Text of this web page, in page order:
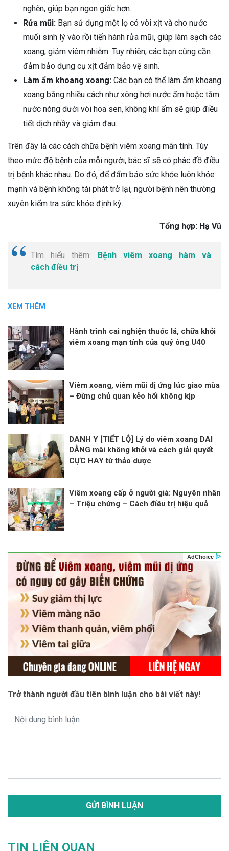
nghẽn, giúp bạn ngon giấc hơn.
Rửa mũi: Bạn sử dụng một lọ có vòi xịt và cho nước
muối sinh lý vào rồi tiến hành rửa mũi, giúp làm sạch các
xoang, giảm viêm nhiễm. Tuy nhiên, các bạn cũng cần
đảm bảo dụng cụ xịt đảm bảo vệ sinh.
Làm ẩm khoang xoang: Các bạn có thể làm ẩm khoang
xoang bằng nhiều cách như xông hơi nước ấm hoặc tắm
nước nóng dưới vòi hoa sen, không khí ấm sẽ giúp điều
tiết dịch nhầy và giảm đau.
Trên đây là các cách chữa bệnh viêm xoang mãn tính. Tùy
theo mức độ bệnh của mỗi người, bác sĩ sẽ có phác đồ điều
trị bệnh khác nhau. Do đó, để đẩm bảo sức khỏe luôn khỏe
mạnh và bệnh không tái phát trở lại, người bệnh nên thường
xuyên kiểm tra sức khỏe định kỳ.
Tổng hợp: Hạ Vũ
Tìm hiểu thêm:
Bệnh viêm xoang hàm và
cách điều trị
XEM THÊM
Hành trình cai nghiện thuốc lá, chữa khỏi
viêm xoang mạn tính của quý ông U40
Viêm xoang, viêm mũi dị ứng lúc giao mùa
– Đừng chủ quan kẻo hối không kịp
DANH Y [TIẾT LỘ] Lý do viêm xoang DAI
DẲNG mãi không khỏi và cách giải quyết
CỰC HAY từ thảo dược
Viêm xoang cấp ở người già: Nguyên nhân
– Triệu chứng – Cách điều trị hiệu quả
Trở thành người đầu tiên bình luận cho bài viết này!
TIN LIÊN QUAN